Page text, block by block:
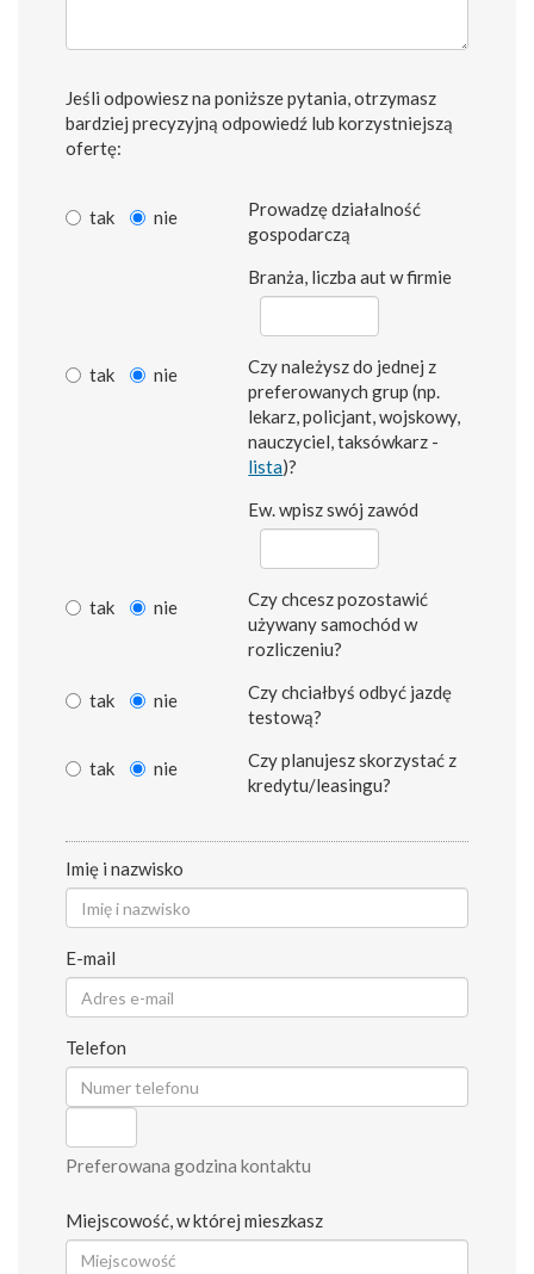
Jeśli odpowiesz na poniższe pytania, otrzymasz
bardziej precyzyjną odpowiedź lub korzystniejszą
ofertę:
tak nie
Prowadzę działalność
gospodarczą
Branża, liczba aut w firmie
tak nie
Czy należysz do jednej z
preferowanych grup (np.
lekarz, policjant, wojskowy,
nauczyciel, taksówkarz -
lista)?
Ew. wpisz swój zawód
tak nie
Czy chcesz pozostawić
używany samochód w
rozliczeniu?
tak nie
Czy chciałbyś odbyć jazdę
testową?
tak nie
Czy planujesz skorzystać z
kredytu/leasingu?
Imię i nazwisko
E-mail
Telefon
Preferowana godzina kontaktu
Miejscowość, w której mieszkasz